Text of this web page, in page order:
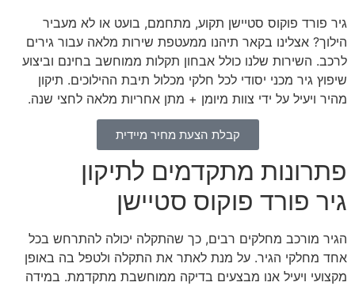
גיר פורד פוקוס סטיישן תקוע, מתחמם, בועט או לא מעביר
הילוך? אצלינו בקאר תיהנו ממעטפת שירות מלאה עבור גירים
לרכב. השירות שלנו כולל אבחון תקלות ממוחשב בחינם וביצוע
שיפוץ גיר מכני יסודי לכל חלקי מכלול תיבת ההילוכים. תיקון
מהיר ויעיל על ידי צוות מיומן + מתן אחריות מלאה לחצי שנה.
קבלת הצעת מחיר מיידית
פתרונות מתקדמים לתיקון
גיר פורד פוקוס סטיישן
הגיר מורכב מחלקים רבים, כך שהתקלה יכולה להתרחש בכל
אחד מחלקי הגיר. על מנת לאתר את התקלה ולטפל בה באופן
מקצועי ויעיל אנו מבצעים בדיקה ממוחשבת מתקדמת. במידה